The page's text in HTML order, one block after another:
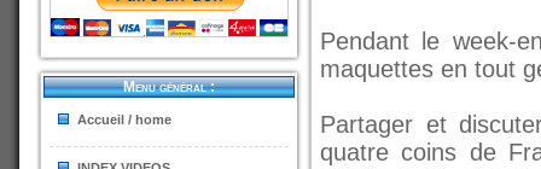
Menu général :
Accueil / home
Pendant le week-
maquettes en tout
Partager et
quatre coins de